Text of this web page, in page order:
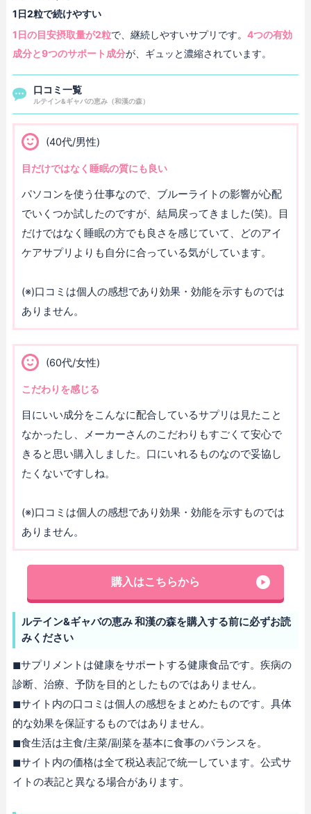
1日2粒で続けやすい
1日の目安摂取量が2粒で、継続しやすいサプリです。 4つの有効
成分と9つのサポート成分が、ギュッと濃縮されています。
口コミ一覧
ルテイン&ギャバの恵み（和漢の森）
(40代/男性)
目だけではなく睡眠の質にも良い
パソコンを使う仕事なので、ブルーライトの影響が心配
でいくつか試したのですが、結局戻ってきました(笑)。目
だけではなく睡眠の方でも良さを感じていて、どのアイ
ケアサプリよりも自分に合っている気がしています。
(※)口コミは個人の感想であり効果・効能を示すものでは
ありません。
(60代/女性)
こだわりを感じる
目にいい成分をこんなに配合しているサプリは見たこと
なかったし、メーカーさんのこだわりもすごくて安心で
きると思い購入しました。口にいれるものなので妥協し
たくないですしね。
(※)口コミは個人の感想であり効果・効能を示すものでは
ありません。
購入はこちらから
ルテイン&ギャバの恵み 和漢の森を購入する前に必ずお読
みください
◼︎サプリメントは健康をサポートする健康食品です。疾病の
診断、治療、予防を目的としたものではありません。
◼︎サイト内の口コミは個人の感想をまとめたものです。具体
的な効果を保証するものではありません。
◼︎食生活は主食/主菜/副菜を基本に食事のバランスを。
◼︎サイト内の価格は全て税込表記で統一しています。公式サ
イトの表記と異なる場合があります。